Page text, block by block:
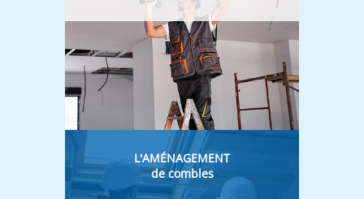
L'AMÉNAGEMENT
de combles